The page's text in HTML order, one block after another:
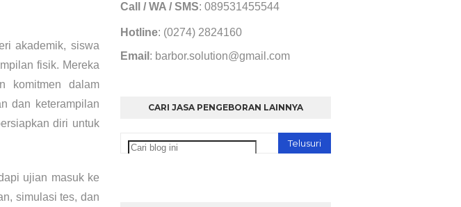
akademik, siswa
fisik. Mereka
komitmen dalam
dan keterampilan
diri untuk
ujian masuk ke
simulasi tes, dan
Call / WA / SMS: 089531455544
Hotline: (0274) 2824160
Email : barbor.solution@gmail.com
CARI JASA PENGEBORAN LAINNYA